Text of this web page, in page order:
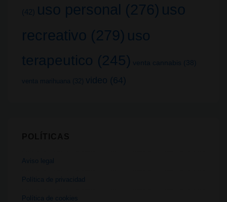
(42) uso personal (276) uso
recreativo (279) uso
terapeutico (245) venta cannabis (38)
venta marihuana (32) video (64)
Aviso legal
Política de privacidad
Política de cookies